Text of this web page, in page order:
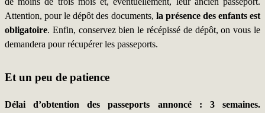
Attention, pour le dépôt des documents, la présence des enfants est
obligatoire. Enfin, conservez bien le récépissé de dépôt, on vous le
demandera pour récupérer les passeports.
Et un peu de patience
Délai d’obtention des passeports annoncé : 3 semaines.